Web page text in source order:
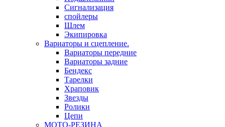
Сигнализация
спойлеры
Шлем
Экипировка
Вариаторы и сцепление.
Вариаторы передние
Вариаторы задние
Бендекс
Тарелки
Храповик
Звезды
Ролики
Цепи
МОТО-РЕЗИНА